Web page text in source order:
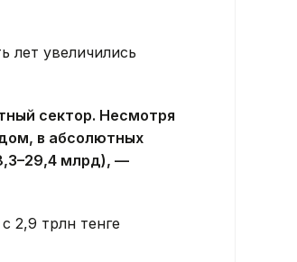
лет увеличились
сектор. Несмотря
в абсолютных
млрд), —
2,9 трлн тенге